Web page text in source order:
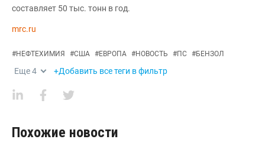
составляет 50 тыс. тонн в год.
mrc.ru
#НЕФТЕХИМИЯ #США #ЕВРОПА #НОВОСТЬ #ПС #БЕНЗОЛ
Еще4 +Добавить все теги в фильтр
Похожие новости